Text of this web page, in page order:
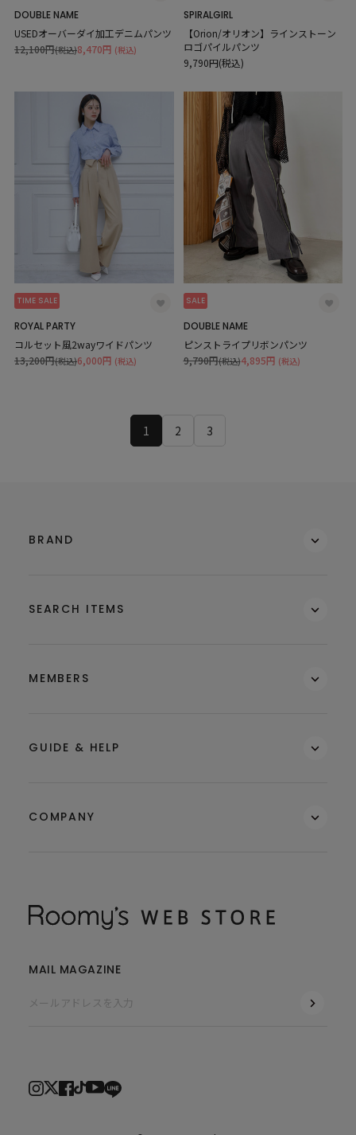
DOUBLE NAME
USEDオーバーダイ加工デニムパンツ
8,470円 (税込)
12,100円(税込)
SPIRALGIRL
【Orion/オリオン】ラインストーン
ロゴパイルパンツ
9,790円(税込)
TIME SALE
ROYAL PARTY
コルセット風2wayワイドパンツ
6,000円 (税込)
13,200円(税込)
SALE
DOUBLE NAME
ピンストライプリボンパンツ
4,895円 (税込)
9,790円(税込)
1 2 3
BRAND
SEARCH ITEMS
MEMBERS
GUIDE & HELP
COMPANY
MAIL MAGAZINE